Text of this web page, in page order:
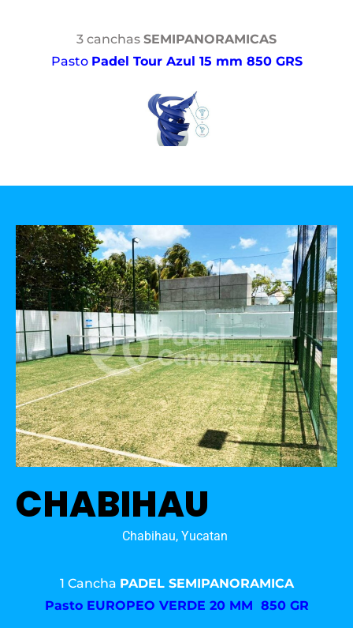
3 canchas SEMIPANORAMICAS
Pasto Padel Tour Azul 15 mm 850 GRS
CHABIHAU
Chabihau, Yucatan
1 Cancha PADEL SEMIPANORAMICA
Pasto EUROPEO VERDE 20 MM 850 GR